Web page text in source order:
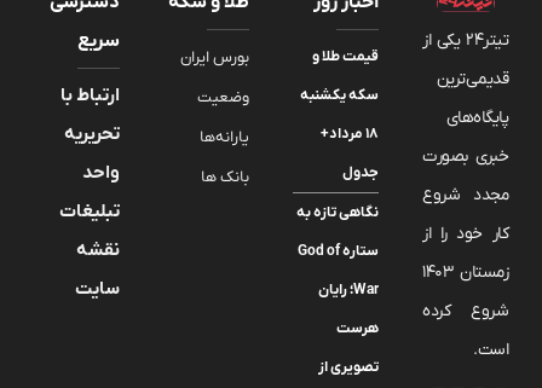
تیتر24 یکی از
قدیمی‌ترین
پایگاه‌های
خبری بصورت
مجدد شروع
کار خود را از
زمستان 1403
شروع کرده
است.
قیمت طلا و
سکه یکشنبه
۱۸ مرداد+
جدول
نگاهی تازه به
ستاره God of
War؛ رایان
هرست
تصویری از
بورس ایران
وضعیت
یارانه‌ها
بانک ها
سریع
ارتباط با
تحریریه
واحد
تبلیغات
نقشه
سایت